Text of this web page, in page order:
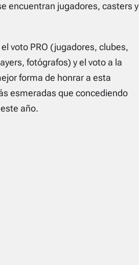
encuentran jugadores, casters y
voto PRO (jugadores, clubes,
fotógrafos) y el voto a la
forma de honrar a esta
esmeradas que concediendo
año.